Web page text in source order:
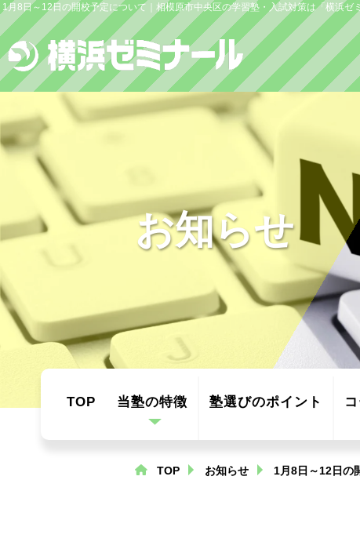
1月8日～12日の開校予定について｜相模原市中央区の学習塾・入試対策は「横浜ゼ
お知らせ
TOP 当塾の特徴 塾選びのポイント
TOP お知らせ 1月8日～12日の